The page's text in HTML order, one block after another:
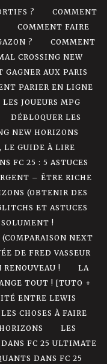
?
COMMENT
COMMENT FAIRE
?
COMMENT
CROSSING NEW
GAGNER AUX PARIS
PARIER EN LIGNE
JOUEURS MPG
DÉBLOQUER LES
NEW HORIZONS
LE GUIDE À LIRE
FC 25 : 5 ASTUCES
– ÊTRE RICHE
(OBTENIR DES
ET ASTUCES
!
NEXT
DE FRED VASSEUR
RENOUVEAU !
LA
TOUT ! [TUTO +
ENTRE LEWIS
LES CHOSES À FAIRE
LES
FC 25 ULTIMATE
DANS FC 25